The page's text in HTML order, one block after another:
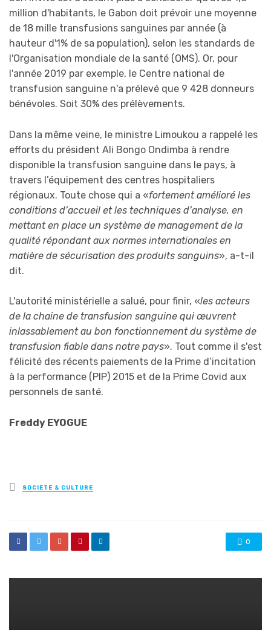
million d'habitants, le Gabon doit prévoir une moyenne
de 18 mille transfusions sanguines par année (à
hauteur d'1% de sa population), selon les standards de
l'Organisation mondiale de la santé (OMS). Or, pour
l'année 2019 par exemple, le Centre national de
transfusion sanguine n'a prélevé que 9 428 donneurs
bénévoles. Soit 30% des prélèvements.
Dans la même veine, le ministre Limoukou a rappelé les
efforts du président Ali Bongo Ondimba à rendre
disponible la transfusion sanguine dans le pays, à
travers l’équipement des centres hospitaliers
régionaux. Toute chose qui a «fortement amélioré les
conditions d’accueil et les techniques d’analyse, en
mettant en place un système de management de la
qualité répondant aux normes internationales en
matière de sécurisation des produits sanguins», a-t-il
dit.
L'autorité ministérielle a salué, pour finir, «les acteurs
de la chaine de transfusion sanguine qui œuvrent
inlassablement au bon fonctionnement du système de
transfusion fiable dans notre pays». Tout comme il s'est
félicité des récents paiements de la Prime d’incitation
à la performance (PIP) 2015 et de la Prime Covid aux
personnels de santé.
Freddy EYOGUE
Posted
in
SOCIÉTÉ & CULTURE
0